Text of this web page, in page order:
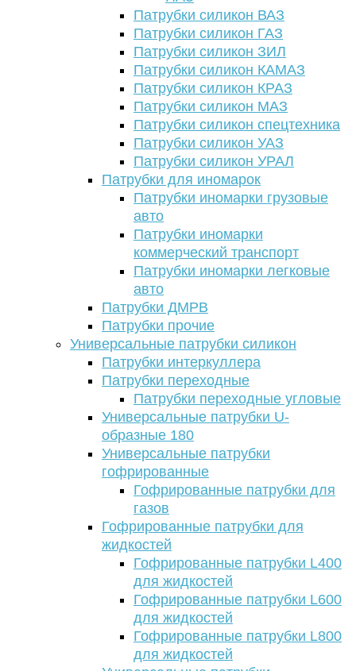
Патрубки силикон ВАЗ
Патрубки силикон ГАЗ
Патрубки силикон ЗИЛ
Патрубки силикон КАМАЗ
Патрубки силикон КРАЗ
Патрубки силикон МАЗ
Патрубки силикон спецтехника
Патрубки силикон УАЗ
Патрубки силикон УРАЛ
Патрубки для иномарок
Патрубки иномарки грузовые
авто
Патрубки иномарки
коммерческий транспорт
Патрубки иномарки легковые
авто
Патрубки ДМРВ
Патрубки прочие
Универсальные патрубки силикон
Патрубки интеркуллера
Патрубки переходные
Патрубки переходные угловые
Универсальные патрубки U-
образные 180
Универсальные патрубки
гофрированные
Гофрированные патрубки для
газов
Гофрированные патрубки для
жидкостей
Гофрированные патрубки L400
для жидкостей
Гофрированные патрубки L600
для жидкостей
Гофрированные патрубки L800
для жидкостей